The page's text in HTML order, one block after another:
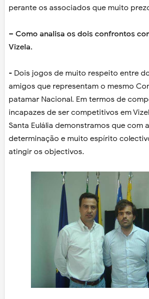
perante os associados que muito
– Como analisa os dois confrontos
Vizela.
- Dois jogos de muito respeito entre
amigos que representam o mesmo
patamar Nacional. Em termos de
incapazes de ser competitivos em
Santa Eulália demonstramos que com
determinação e muito espírito
atingir os objectivos.